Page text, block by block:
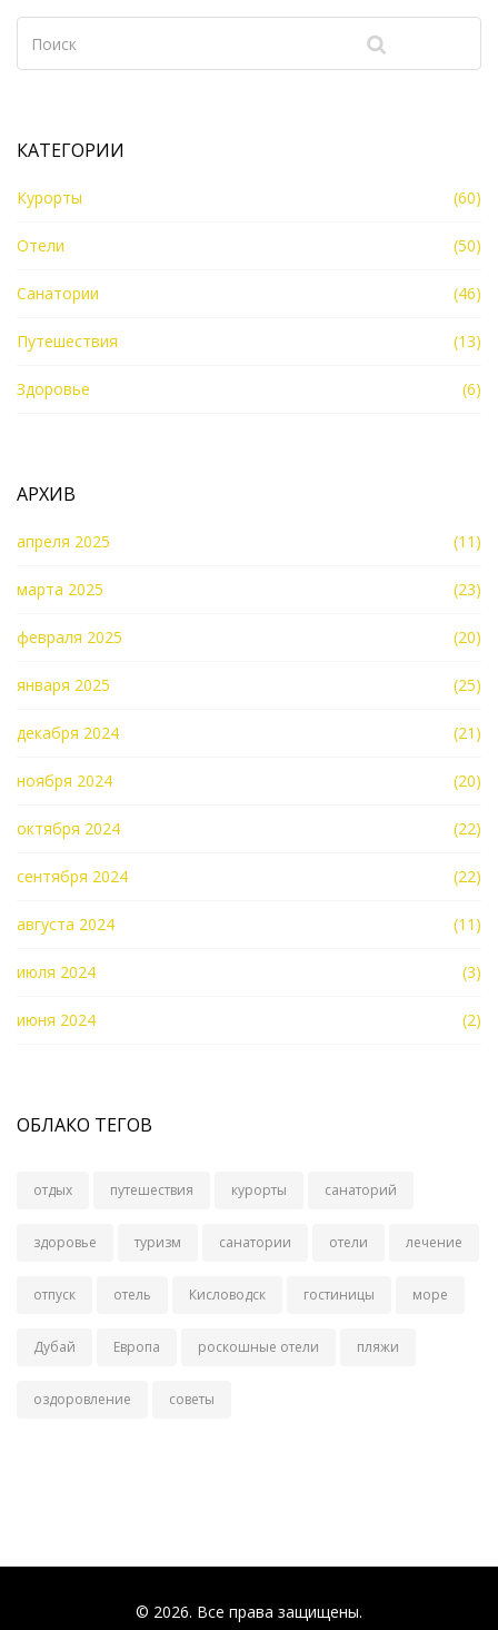
КАТЕГОРИИ
Курорты (60)
Отели (50)
Санатории (46)
Путешествия (13)
Здоровье (6)
АРХИВ
апреля 2025 (11)
марта 2025 (23)
февраля 2025 (20)
января 2025 (25)
декабря 2024 (21)
ноября 2024 (20)
октября 2024 (22)
сентября 2024 (22)
августа 2024 (11)
июля 2024 (3)
июня 2024 (2)
ОБЛАКО ТЕГОВ
отдых путешествия курорты санаторий
здоровье туризм санатории отели лечение
отпуск отель Кисловодск гостиницы море
Дубай Европа роскошные отели пляжи
оздоровление советы
© 2026. Все права защищены.